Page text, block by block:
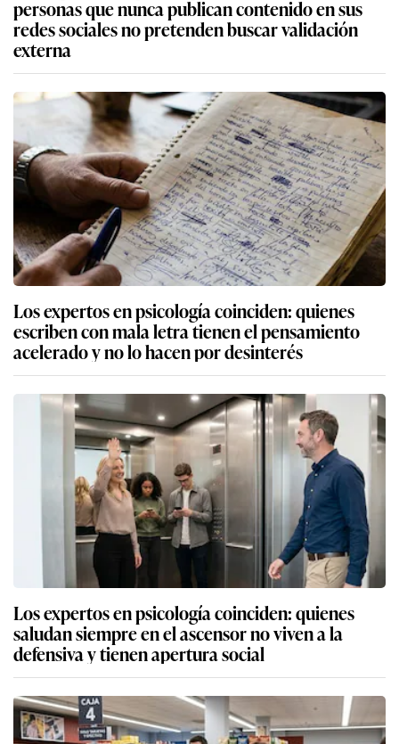
personas que nunca publican contenido en sus
redes sociales no pretenden buscar validación
externa
Los expertos en psicología coinciden: quienes
escriben con mala letra tienen el pensamiento
acelerado y no lo hacen por desinterés
Los expertos en psicología coinciden: quienes
saludan siempre en el ascensor no viven a la
defensiva y tienen apertura social